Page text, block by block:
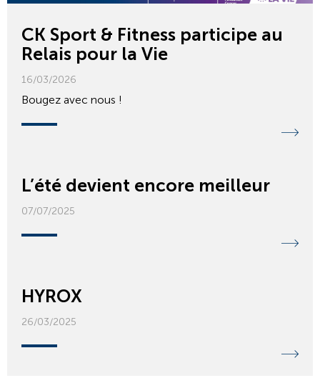
CK Sport & Fitness participe au
Relais pour la Vie
16/03/2026
Bougez avec nous !
L’été devient encore meilleur
07/07/2025
HYROX
26/03/2025